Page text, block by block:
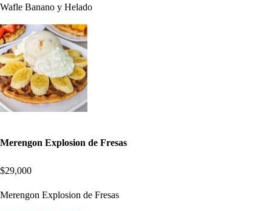
Wafle Banano y Helado
Merengon Explosion de Fresas
$29,000
Merengon Explosion de Fresas